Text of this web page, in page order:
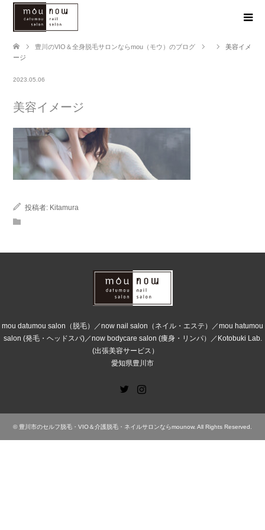
豊川のVIO＆全身脱毛サロンならmou（モウ）のブログ
美容イメ
ージ
2023.05.06
美容イメージ
投稿者: Kitamura
mou datumou salon（脱毛）／now nail salon（ネイル・エステ）／mou hatumou
salon (発毛・ヘッドスパ)／now bodycare salon (痩身・リンパ）／Kotobuki Lab.
(出張美容サービス）
愛知県豊川市
© 豊川市のセルフ脱毛・VIO＆介護脱毛・ネイルサロンならmounow. All Rights Reserved.